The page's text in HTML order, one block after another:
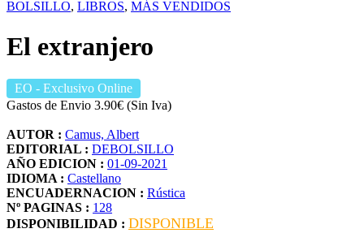
BOLSILLO, LIBROS, MÁS VENDIDOS
El extranjero
EO - Exclusivo Online
Gastos de Envio 3.90€ (Sin Iva)
AUTOR : Camus, Albert
EDITORIAL : DEBOLSILLO
AÑO EDICION : 01-09-2021
IDIOMA : Castellano
ENCUADERNACION : Rústica
Nº PAGINAS : 128
DISPONIBILIDAD : DISPONIBLE